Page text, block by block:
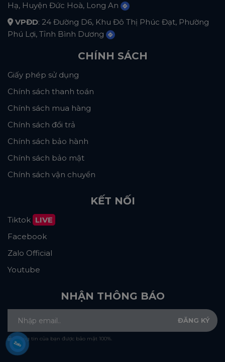
Hạ, Huyện Đức Hoà, Long An
VPĐD: 24 Đường D6, Khu Đô Thị Phúc Đạt, Phường
Phú Lợi, Tỉnh Bình Dương
CHÍNH SÁCH
Giấy phép sử dụng
Chính sách thanh toán
Chính sách mua hàng
Chính sách đổi trả
Chính sách bảo hành
Chính sách bảo mật
Chính sách vận chuyển
KẾT NỐI
Tiktok LIVE
Facebook
Zalo Official
Youtube
NHẬN THÔNG BÁO
Thông tin của bạn được bảo mật 100%.